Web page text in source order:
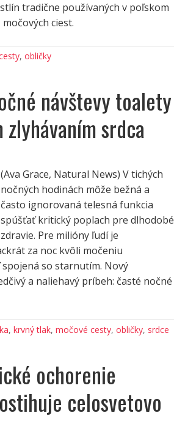
tradične používaných v poľskom
ciest.
, obličky
návštevy toalety
srdca
(Ava Grace, Natural News) V tichých
nočných hodinách môže bežná a
často ignorovaná telesná funkcia
spúšťať kritický poplach pre dlhodobé
zdravie. Pre milióny ľudí je
za noc kvôli močeniu
so starnutím. Nový
a naliehavý príbeh: časté nočné
, krvný tlak, močové cesty, obličky, srdce
ochorenie
celosvetovo